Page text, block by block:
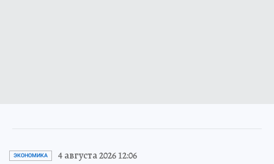
ЭКОНОМИКА 4 августа 2026 12:06